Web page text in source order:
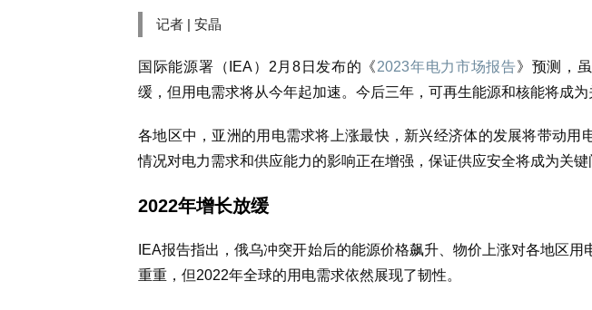
记者 | 安晶
国际能源署（IEA）2月8日发布的《2023年电力市场报告》预测，
缓，但用电需求将从今年起加速。今后三年，可再生能源和核能将成为
各地区中，亚洲的用电需求将上涨最快，新兴经济体的发展将带动用
情况对电力需求和供应能力的影响正在增强，保证供应安全将成为关键
2022年增长放缓
IEA报告指出，俄乌冲突开始后的能源价格飙升、物价上涨对各地区
重重，但2022年全球的用电需求依然展现了韧性。